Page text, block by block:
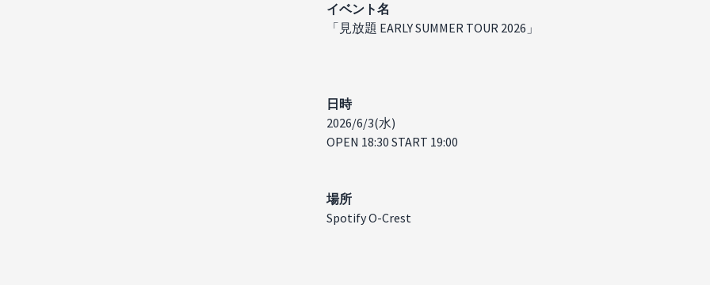
イベント名
「見放題 EARLY SUMMER TOUR 2026」
日時
2026/6/3(水)
OPEN 18:30 START 19:00
場所
Spotify O-Crest